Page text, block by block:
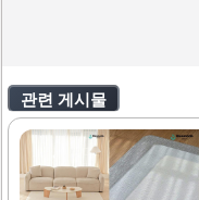
관련 게시물